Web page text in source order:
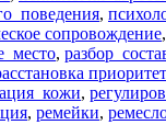
,
сопровождение
,
,
, ремейки,